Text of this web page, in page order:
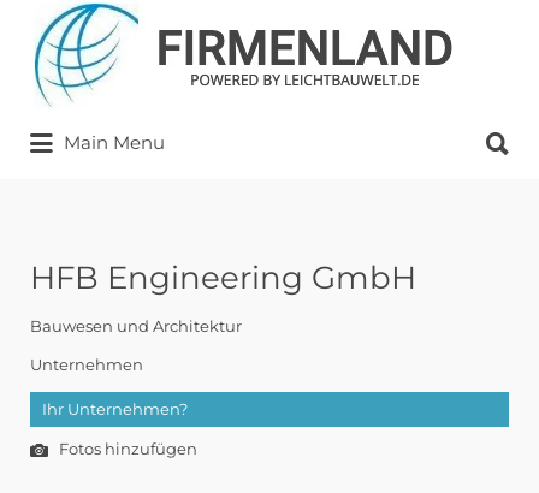
Suchen
nach:
Main Menu
nach:
HFB Engineering GmbH
Bauwesen und Architektur
Unternehmen
Ihr Unternehmen?
Fotos hinzufügen